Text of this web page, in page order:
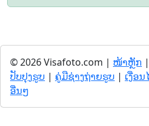
© 2026 Visafoto.com | ໜ້າຫຼັກ |
ປັບປຸງຮູບ | ຄູ່ມືຊ່າງຖ່າຍຮູບ | ເງື່ອ
ອື່ນໆ